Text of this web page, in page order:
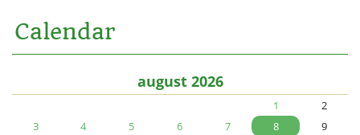
Calendar
august 2026
1
2
3
4 5 6 7 8
9